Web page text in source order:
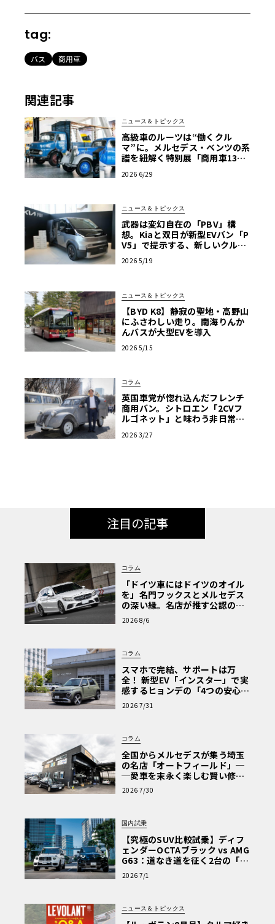
tag:
バス 商用車
関連記事
ニュース＆トピックス
高級車のルーツは“働くクル
マ”に。メルセデス・ベンツの系
譜を紐解く特別展「商用車130
2026 6/29
ニュース＆トピックス
武器は変幻自在の「PBV」構
想。Kiaと双日が新型EVバン「P
V5」で提示する、新しいクルマ
2026 5/19
ニュース＆トピックス
【BYD K8】静寂の聖地・高野山
にふさわしい走り。南海りんか
んバスが大型EVを導入
2026 5/15
コラム
英国車党が惚れ込んだフレンチ
商用バン。シトロエン「2CVフ
ルゴネット」と味わう非日常
2026 3/27
注目の記事
コラム
「ドイツ車にはドイツのオイル
を」名門フックスとメルセデス
の深い縁。名店が推す公認の安
心と、Cクラスで味わうシルキー
な走り〈PR〉
2026 8/6
コラム
スマホで完結、サポートは万
全！ 新型EV「インスター」で実
感するヒョンデの「4つの安心」
【第1回・ヒョンデ6つの疑問：
Why? Hyundai?】〈PR〉
2026 7/31
コラム
全国からメルセデスが集う埼玉
の名店「オートフィールド」─
─愛車を末永く楽しむ賢い修理
術と、プロがフックス製オイル
を選ぶ理由〈PR〉
2026 7/30
国内試乗
【究極のSUV比較試乗】ディフ
ェンダーOCTAブラック vs AMG
G63：道なき道を征く2台の「対
極的アプローチ」
2026 7/1
ニュース＆トピックス